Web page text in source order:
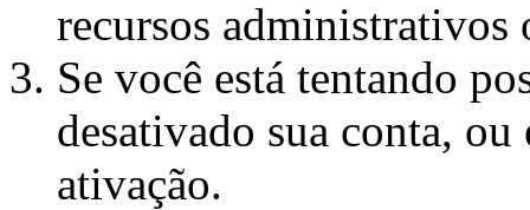
recursos
Se você está tentando
desativado sua conta, ou
ativação.